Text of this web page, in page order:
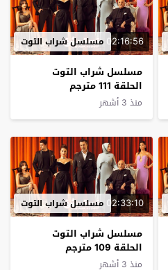
02:16:56 مسلسل شراب التوت
مسلسل شراب التوت
الحلقة 111 مترجم
منذ 3 أشهر
02:33:10 مسلسل شراب التوت
مسلسل شراب التوت
الحلقة 109 مترجم
منذ 3 أشهر